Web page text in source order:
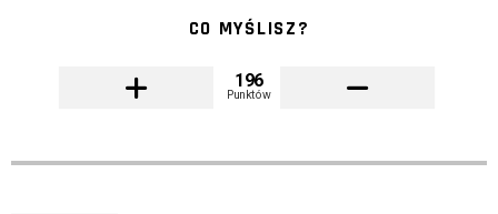
CO MYŚLISZ?
196
Punktów